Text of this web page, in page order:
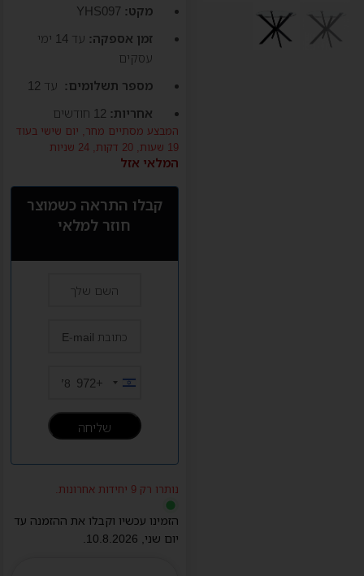
מקט: YHS097
זמן אספקה: עד 14
ימי
עסקים
מספר תשלומים: עד 12
אחריות: 12 חודשים
המבצע מסתיים מחר, יום שישי בעוד
19 שעות, 20 דקות, 23 שניות
המלאי אזל
קבלו התראה כשמוצר
חוזר למלאי
Israel
+972
נותרו רק 9 יחידות אחרונות.
הזמינו עכשיו וקבלו את ההזמנה עד
יום שני,
10.8.2026
.